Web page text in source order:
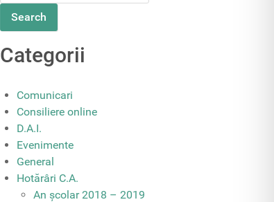
Categorii
Comunicari
Consiliere online
D.A.I.
Evenimente
General
Hotărâri C.A.
An școlar 2018 – 2019